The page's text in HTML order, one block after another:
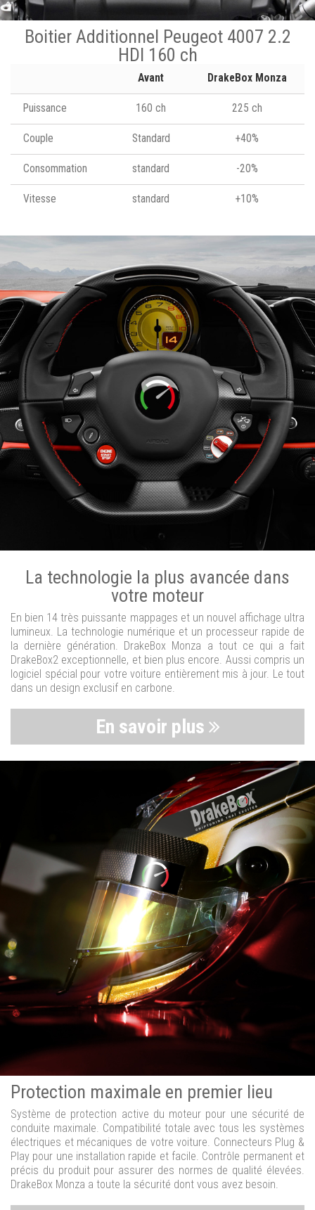
Boitier Additionnel Peugeot 4007 2.2
HDI 160 ch
Avant DrakeBox Monza
Puissance 160 ch 225 ch
Couple Standard +40%
Consommation standard -20%
Vitesse standard +10%
La technologie la plus avancée dans
votre moteur
En bien 14 très puissante mappages et un nouvel affichage ultra
lumineux. La technologie numérique et un processeur rapide de
la dernière génération. DrakeBox Monza a tout ce qui a fait
DrakeBox2 exceptionnelle, et bien plus encore. Aussi compris un
logiciel spécial pour votre voiture entièrement mis à jour. Le tout
dans un design exclusif en carbone.
En savoir plus
Protection maximale en premier lieu
Système de protection active du moteur pour une sécurité de
conduite maximale. Compatibilité totale avec tous les systèmes
électriques et mécaniques de votre voiture. Connecteurs Plug &
Play pour une installation rapide et facile. Contrôle permanent et
précis du produit pour assurer des normes de qualité élevées.
DrakeBox Monza a toute la sécurité dont vous avez besoin.